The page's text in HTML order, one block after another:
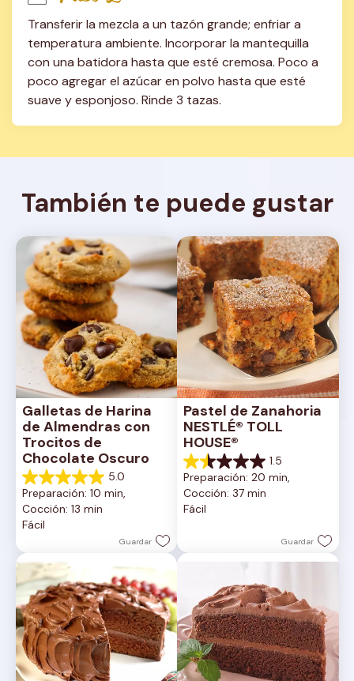
Transferir la mezcla a un tazón grande; enfriar a
temperatura ambiente. Incorporar la mantequilla
con una batidora hasta que esté cremosa. Poco a
poco agregar el azúcar en polvo hasta que esté
suave y esponjoso. Rinde 3 tazas.
También te puede gustar
Galletas de Harina
de Almendras con
Trocitos de
Chocolate Oscuro
5.0
5.0
de
5
estrellas.
reseña
Preparación: 10 min,
Cocción: 13 min
Fácil
Guardar
Pastel de Zanahoria
NESTLÉ® TOLL
HOUSE®
1.5
1.5
de
5
estrellas.
Preparación: 20 min,
Cocción: 37 min
Fácil
Guardar